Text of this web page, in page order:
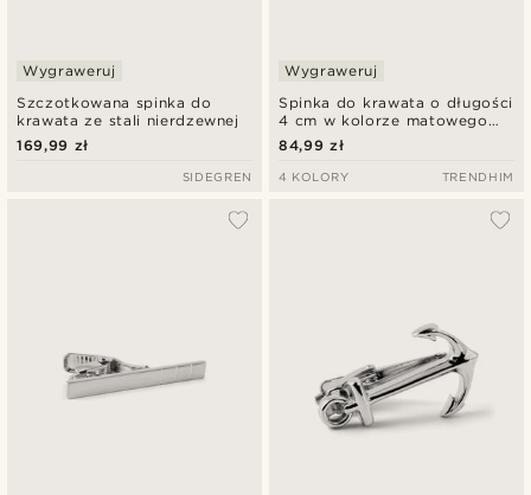
Szczotkowana spinka do
krawata ze stali nierdzewnej
Wygraweruj
169,99 zł
SIDEGREN
Spinka do krawata o długości
4 cm w kolorze matowego
srebra
Wygraweruj
84,99 zł
4 KOLORY TRENDHIM